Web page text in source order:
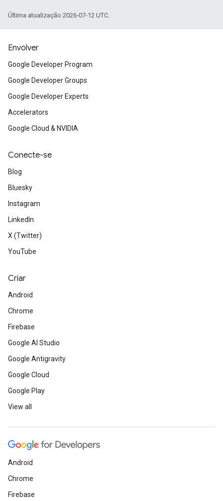
Última atualização 2026-07-12 UTC.
Envolver
Google Developer Program
Google Developer Groups
Google Developer Experts
Accelerators
Google Cloud & NVIDIA
Conecte-se
Blog
Bluesky
Instagram
LinkedIn
X (Twitter)
YouTube
Criar
Android
Chrome
Firebase
Google AI Studio
Google Antigravity
Google Cloud
Google Play
View all
Android
Chrome
Firebase